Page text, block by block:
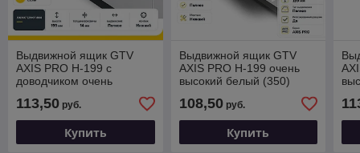
Выдвижной ящик GTV
AXIS PRO H-199 с
доводчиком очень
высокий антрацит (400)
113,50 руб.
Купить
Выдвижной ящик GTV
AXIS PRO H-199 очень
высокий белый (350)
108,50руб.
Купить